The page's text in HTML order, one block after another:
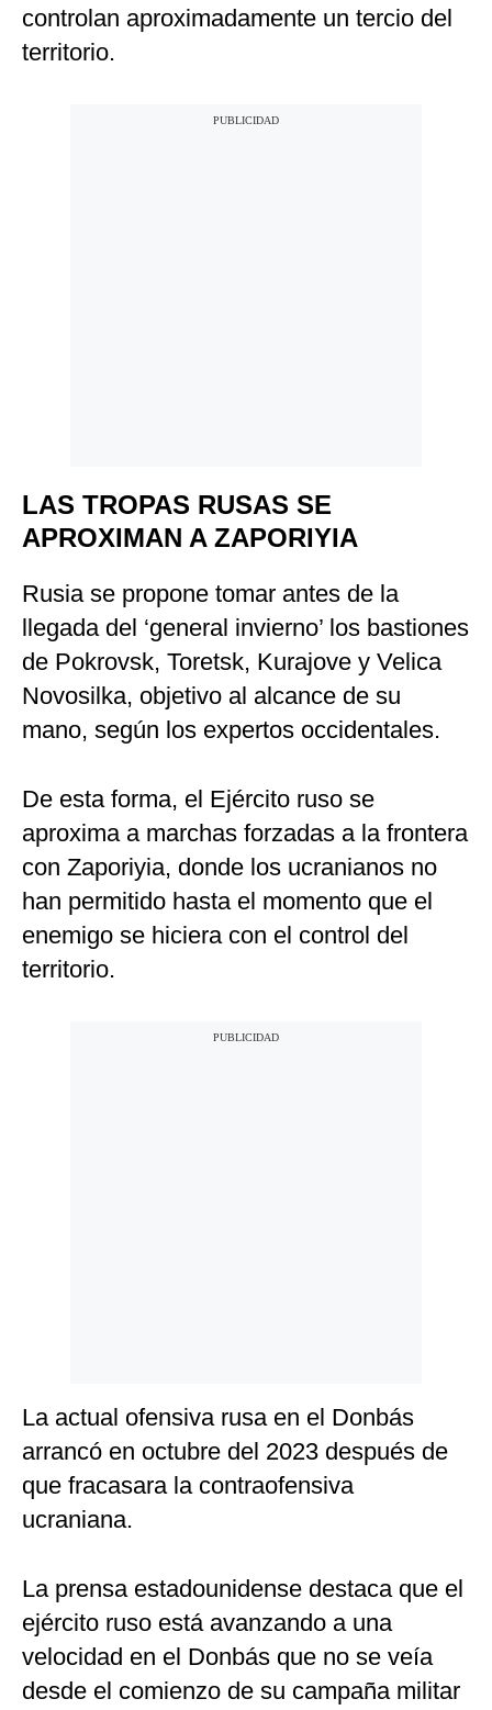
controlan aproximadamente un tercio del
territorio.
LAS TROPAS RUSAS SE
APROXIMAN A ZAPORIYIA
Rusia se propone tomar antes de la
llegada del ‘general invierno’ los bastiones
de Pokrovsk, Toretsk, Kurajove y Velica
Novosilka, objetivo al alcance de su
mano, según los expertos occidentales.
De esta forma, el Ejército ruso se
aproxima a marchas forzadas a la frontera
con Zaporiyia, donde los ucranianos no
han permitido hasta el momento que el
enemigo se hiciera con el control del
territorio.
La actual ofensiva rusa en el Donbás
arrancó en octubre del 2023 después de
que fracasara la contraofensiva
ucraniana.
La prensa estadounidense destaca que el
ejército ruso está avanzando a una
velocidad en el Donbás que no se veía
desde el comienzo de su campaña militar